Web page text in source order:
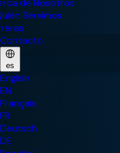
Contacto
es
English
EN
Français
FR
Deutsch
DE